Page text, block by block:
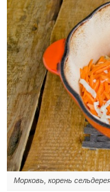
Морковь, корень